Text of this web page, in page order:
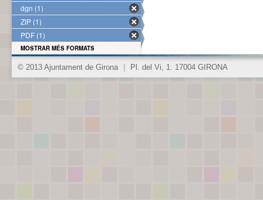
dgn (1)
ZIP (1)
PDF (1)
MOSTRAR MÉS FORMATS
© 2013 Ajuntament de Girona Pl. del Vi, 1. 17004 GIRONA